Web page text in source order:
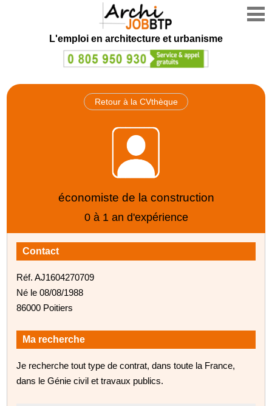
L'emploi en architecture et urbanisme
Retour à la CVthèque
économiste de la construction
0 à 1 an d'expérience
Contact
Réf. AJ1604270709
Né le 08/08/1988
86000 Poitiers
Ma recherche
Je recherche tout type de contrat, dans toute la France,
dans le Génie civil et travaux publics.